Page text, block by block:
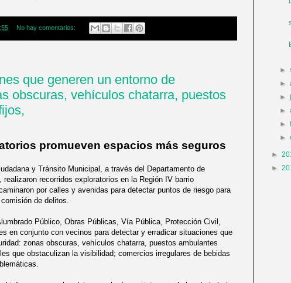
No hay comentarios:
que generen un entorno de
obscuras, vehículos chatarra, puestos
promueven espacios más seguros
y Tránsito Municipal, a través del Departamento de
realizaron recorridos exploratorios en la Región IV barrio
por calles y avenidas para detectar puntos de riesgo para
de delitos.
Público, Obras Públicas, Vía Pública, Protección Civil,
en conjunto con vecinos para detectar y erradicar situaciones que
zonas obscuras, vehículos chatarra, puestos ambulantes
que obstaculizan la visibilidad; comercios irregulares de bebidas
►
►
►
►
►
►
►
►